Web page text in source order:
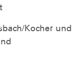
Kocher und